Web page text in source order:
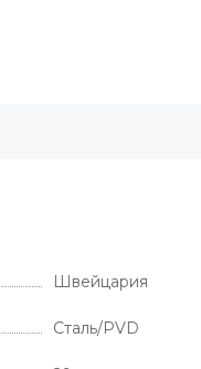
Швейцария
Cталь/PVD